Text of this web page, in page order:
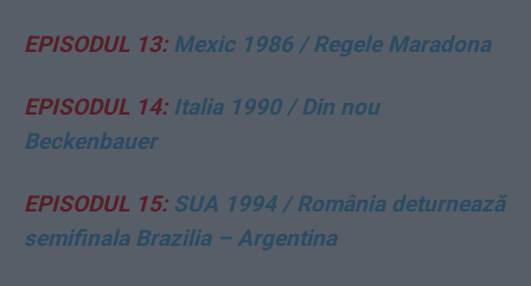
EPISODUL 13:Mexic 1986 / Regele Maradona
EPISODUL 14:Italia 1990 / Din nou
Beckenbauer
EPISODUL 15:SUA 1994 / România deturnează
semifinala Brazilia – Argentina